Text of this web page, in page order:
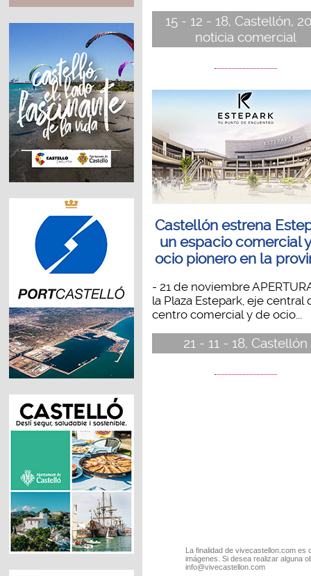
15 - 12 - 18, Castellón,
noticia comercial
Castellón estrena
un espacio comercial
ocio pionero en la
- 21 de noviembre
la Plaza Estepark, eje central
centro comercial y de ocio...
21 - 11 - 18, Castellón
La finalidad de vivecastellon.com
imágenes. Si desea realizar alguna
info@vivecastellon.com